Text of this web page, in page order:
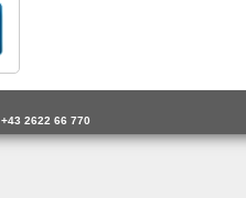
+43 2622 66 770